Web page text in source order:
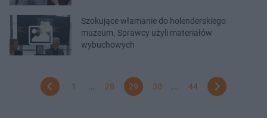
Szokujące włamanie do holenderskiego
muzeum. Sprawcy użyli materiałów
wybuchowych
1 28 29 30 44